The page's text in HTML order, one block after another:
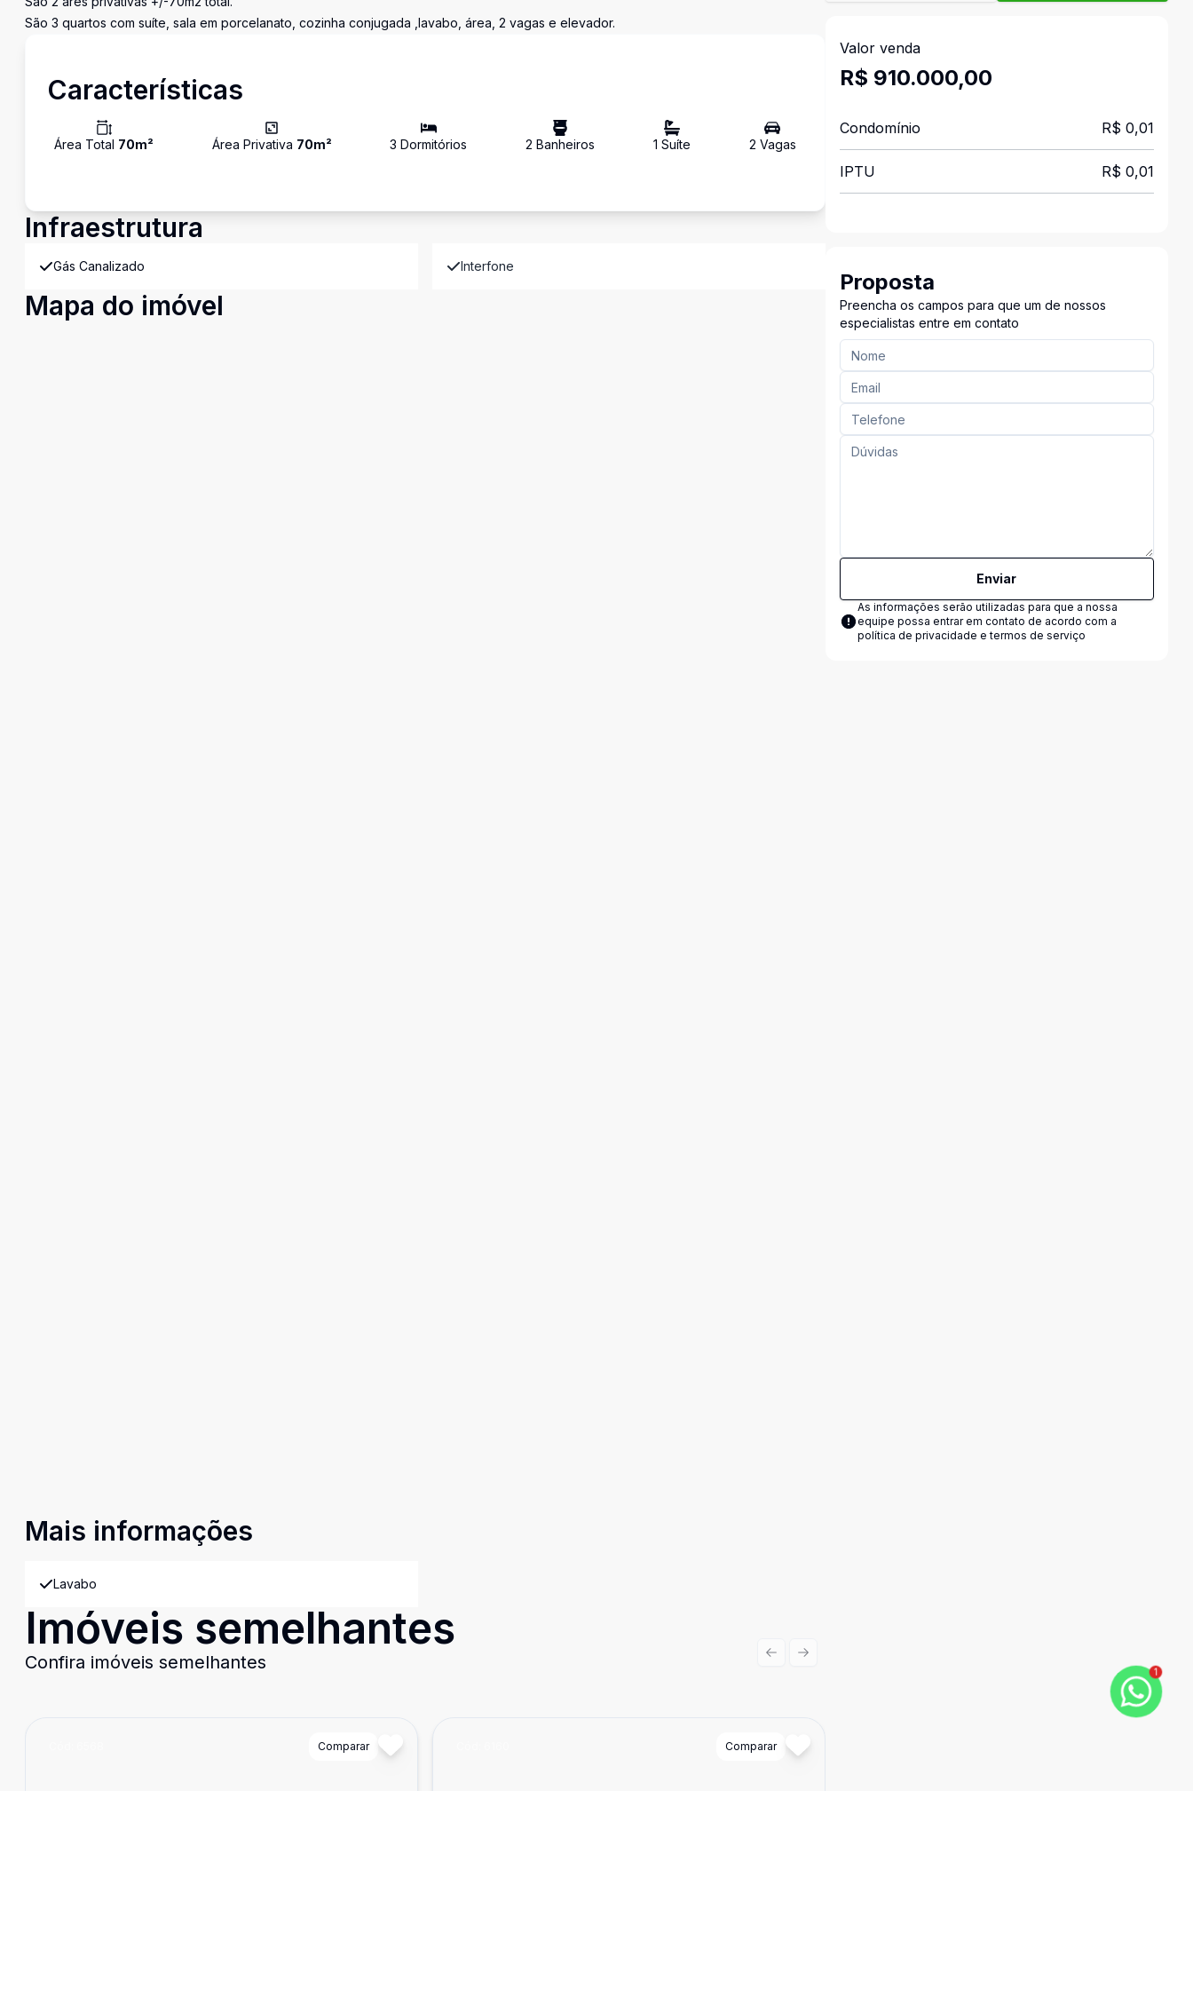
São 3 quartos com suíte, sala em porcelanato, cozinha conjugada ,lavabo, área, 2 vagas e elevador.
Características
Área Total 70m² Área Privativa 70m² 3 Dormitórios 2 Banheiros 1 Suíte 2 Vagas
Infraestrutura
Gás Canalizado Interfone
Mapa do imóvel
Mais informações
Lavabo
Imóveis semelhantes
Confira imóveis semelhantes
Comparar Comparar
Previous slide
Next slide
Valor venda
R$ 910.000,00
Condomínio R$ 0,01
IPTU R$ 0,01
Proposta
Preencha os campos para que um de nossos
especialistas entre em contato
Enviar
As informações serão utilizadas para que a nossa
equipe possa entrar em contato de acordo com a
política de privacidade e termos de serviço
1